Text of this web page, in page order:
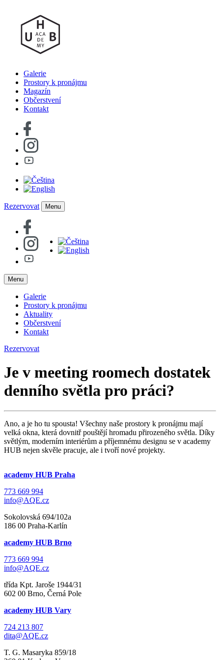
Galerie
Prostory k pronájmu
Magazín
Občerstvení
Kontakt
Rezervovat Menu
Menu
Galerie
Prostory k pronájmu
Aktuality
Občerstvení
Kontakt
Rezervovat
Je v meeting roomech dostatek
denního světla pro práci?
Ano, a je ho tu spousta! Všechny naše prostory k pronájmu mají
velká okna, která dovnitř pouštějí hromadu přirozeného světla. Díky
světlým, moderním interiérům a příjemnému designu se v academy
HUB nejen skvěle pracuje, ale i tvoří nové projekty.
academy HUB Praha
773 669 994
info@AQE.cz
Sokolovská 694/102a
186 00 Praha-Karlín
academy HUB Brno
773 669 994
info@AQE.cz
třída Kpt. Jaroše 1944/31
602 00 Brno, Černá Pole
academy HUB Vary
724 213 807
dita@AQE.cz
T. G. Masaryka 859/18